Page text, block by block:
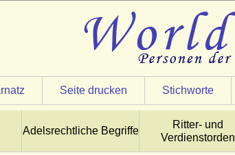
Seite drucken Stichworte
Adelsrechtliche Begriffe
Ritter- und
Verdienstorden